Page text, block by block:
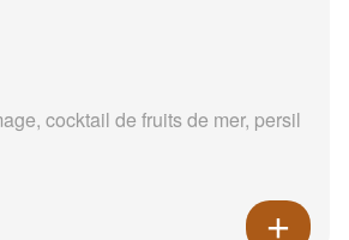
cocktail de fruits de mer, persil